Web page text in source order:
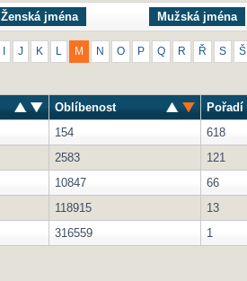
Ženská jména Mužská jména
J K M N O P Q R Ř S Š
Oblíbenost
Pořadí
154
618
2583
121
10847
66
118915
13
316559 1